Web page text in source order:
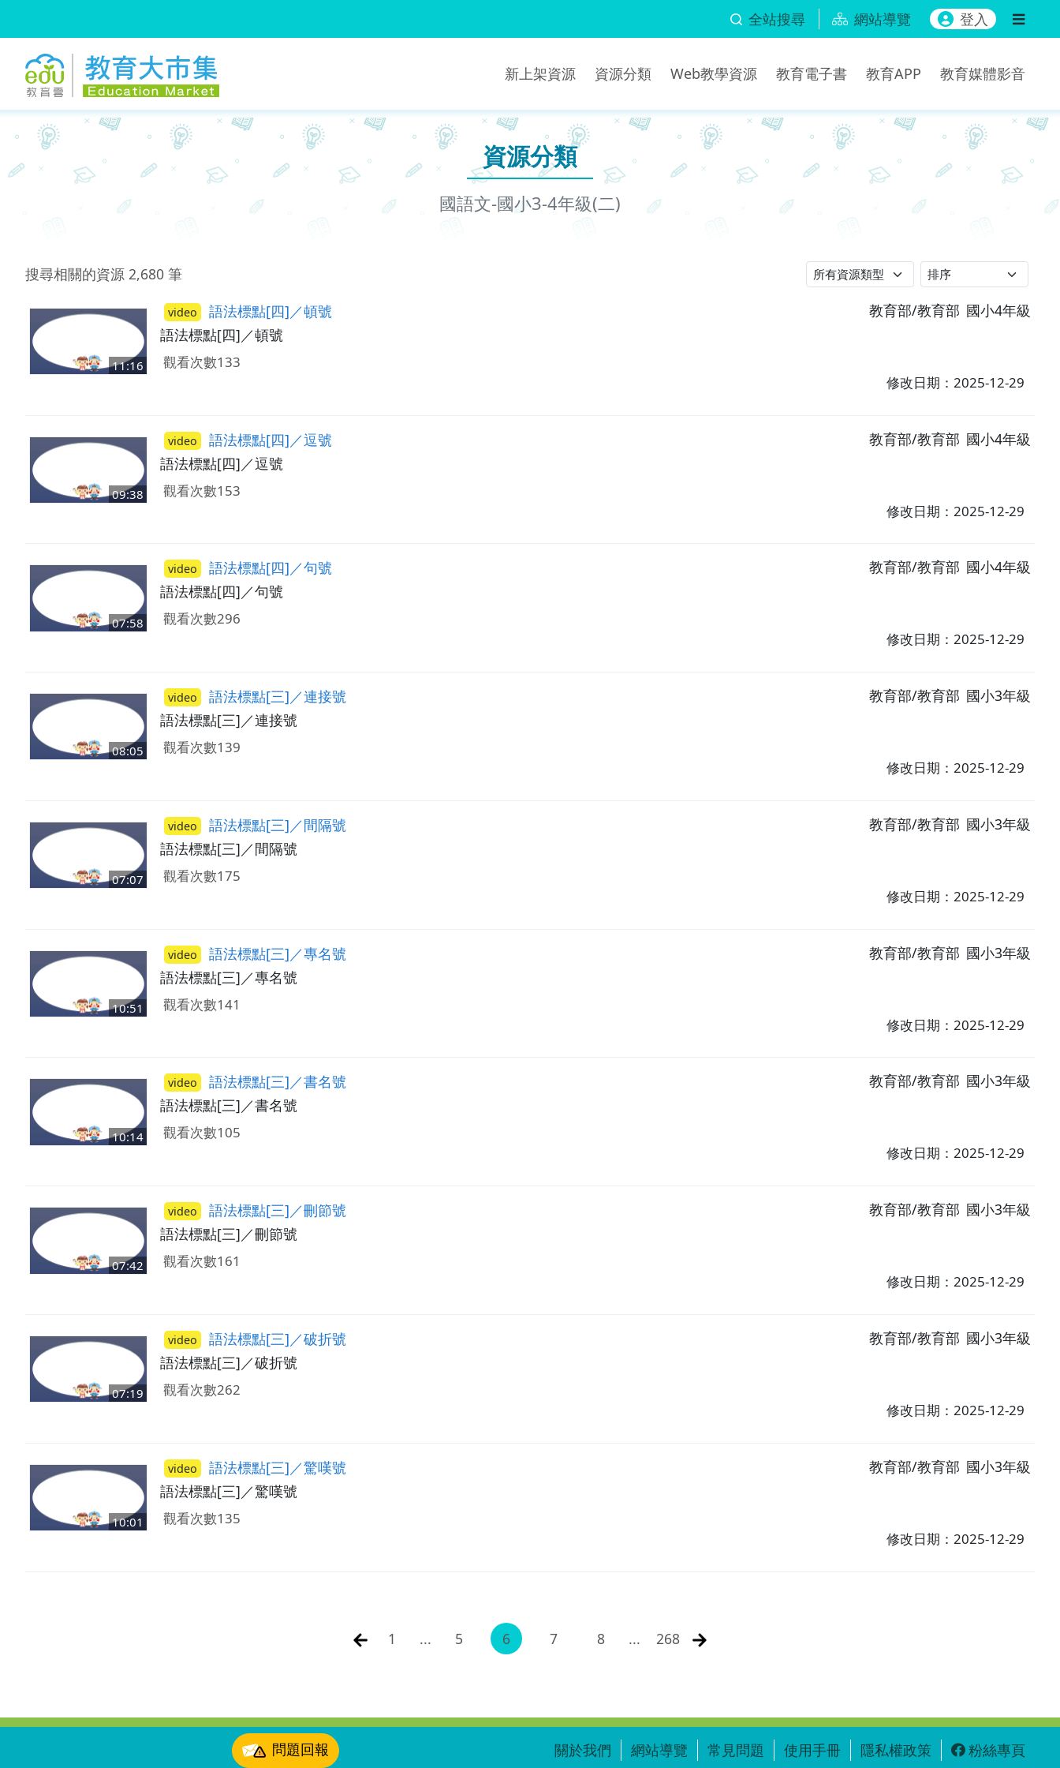
全站搜尋 網站導覽 登入
新上架資源 資源分類 Web教學資源 教育電子書 教育APP 教育媒體影音
資源分類
國語文-國小3-4年級(二)
搜尋相關的資源 2,680 筆
11:16
video 語法標點[四]／頓號 教育部/教育部 國小4年級
語法標點[四]／頓號
觀看次數133
修改日期：2025-12-29
09:38
video 語法標點[四]／逗號 教育部/教育部 國小4年級
語法標點[四]／逗號
觀看次數153
修改日期：2025-12-29
07:58
video 語法標點[四]／句號 教育部/教育部 國小4年級
語法標點[四]／句號
觀看次數296
修改日期：2025-12-29
08:05
video 語法標點[三]／連接號 教育部/教育部 國小3年級
語法標點[三]／連接號
觀看次數139
修改日期：2025-12-29
07:07
video 語法標點[三]／間隔號 教育部/教育部 國小3年級
語法標點[三]／間隔號
觀看次數175
修改日期：2025-12-29
10:51
video 語法標點[三]／專名號 教育部/教育部 國小3年級
語法標點[三]／專名號
觀看次數141
修改日期：2025-12-29
10:14
video 語法標點[三]／書名號 教育部/教育部 國小3年級
語法標點[三]／書名號
觀看次數105
修改日期：2025-12-29
07:42
video 語法標點[三]／刪節號 教育部/教育部 國小3年級
語法標點[三]／刪節號
觀看次數161
修改日期：2025-12-29
07:19
video 語法標點[三]／破折號 教育部/教育部 國小3年級
語法標點[三]／破折號
觀看次數262
修改日期：2025-12-29
10:01
video 語法標點[三]／驚嘆號 教育部/教育部 國小3年級
語法標點[三]／驚嘆號
觀看次數135
修改日期：2025-12-29
1 ... 5 6 7 8 ... 268
問題回報 關於我們 網站導覽 常見問題 使用手冊 隱私權政策 粉絲專頁